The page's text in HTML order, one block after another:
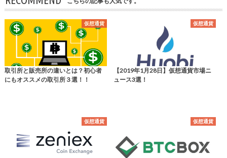
仮想通貨
取引所と販売所の違いとは？初心者
にもオススメの取引所３選！！
仮想通貨
【2019年1月28日】仮想通貨市場ニ
ュース3選！
仮想通貨 仮想通貨